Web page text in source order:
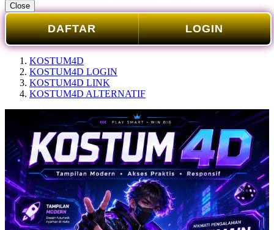
Close
DAFTAR LOGIN
KOSTUM4D
KOSTUM4D LOGIN
KOSTUM4D LINK
KOSTUM4D ALTERNATIF